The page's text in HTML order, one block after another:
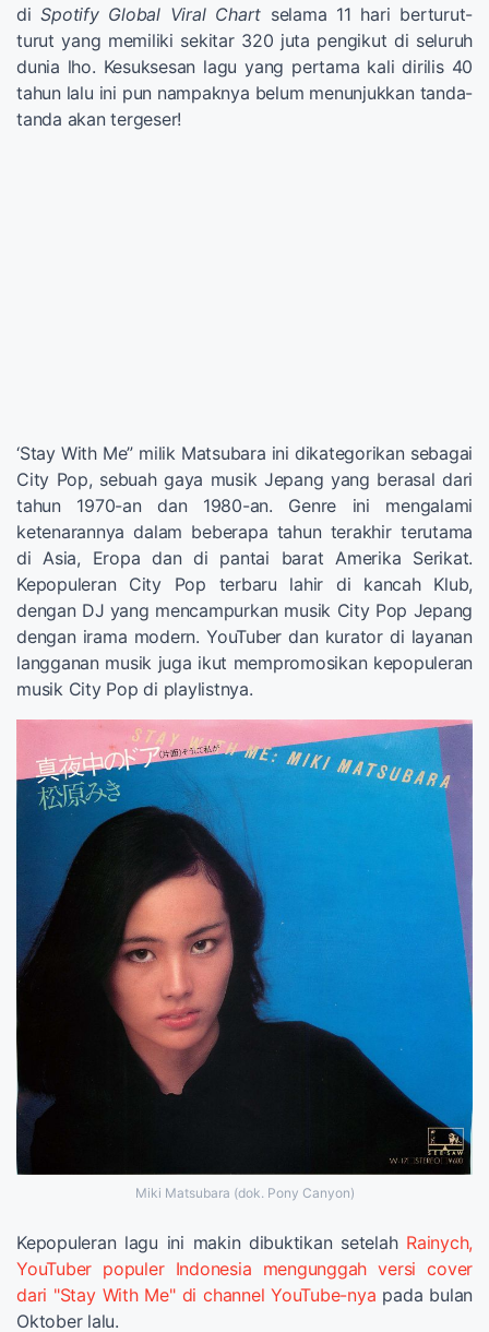
diSpotify Global Viral Chart selama 11 hari berturut-
turut yang memiliki sekitar 320 juta pengikut di seluruh
dunia lho. Kesuksesan lagu yang pertama kali dirilis 40
tahun lalu ini pun nampaknya belum menunjukkan tanda-
tanda akan tergeser!
‘Stay With Me” milik Matsubara ini dikategorikan sebagai
City Pop, sebuah gaya musik Jepang yang berasal dari
tahun 1970-an dan 1980-an. Genre ini mengalami
ketenarannya dalam beberapa tahun terakhir terutama
di Asia, Eropa dan di pantai barat Amerika Serikat.
Kepopuleran City Pop terbaru lahir di kancah Klub,
dengan DJ yang mencampurkan musik City Pop Jepang
dengan irama modern. YouTuber dan kurator di layanan
langganan musik juga ikut mempromosikan kepopuleran
musik City Pop di playlistnya.
Miki Matsubara (dok. Pony Canyon)
Kepopuleran lagu ini makin dibuktikan setelah Rainych,
YouTuber populer Indonesia mengunggah versi cover
dari "Stay With Me" di channel YouTube-nya pada bulan
Oktober lalu.